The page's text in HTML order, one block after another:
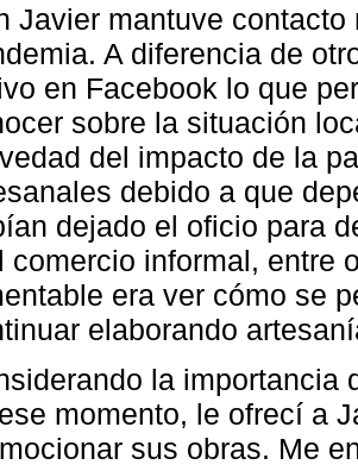
Javier mantuve
A diferencia de
en Facebook lo que
sobre la situación
del impacto de la
debido a que
dejado el oficio para
comercio informal, entre
era ver cómo se
elaborando
la importancia
momento, le ofrecí a
sus obras. Me